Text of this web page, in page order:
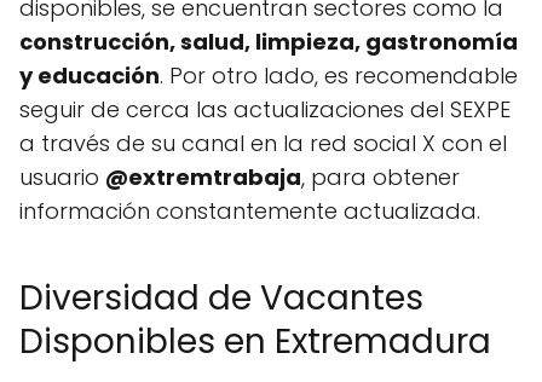
disponibles, se encuentran sectores como la
construcción, salud, limpieza, gastronomía
y educación. Por otro lado, es recomendable
seguir de cerca las actualizaciones del SEXPE
a través de su canal en la red social X con el
usuario @extremtrabaja, para obtener
información constantemente actualizada.
Diversidad de Vacantes
Disponibles en Extremadura